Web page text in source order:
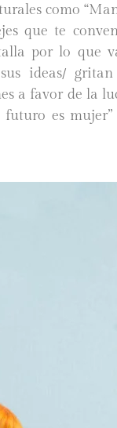
como
que te
por lo
ideas/
a favor de la
es mujer”